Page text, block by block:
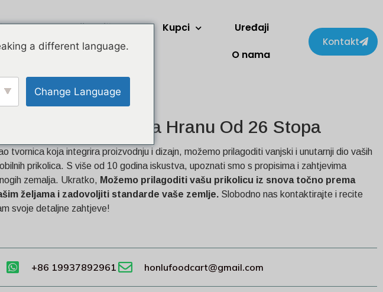
Dvije priče Kupci
Uređaji
O nama
Kontakt
Pocinčani Kamion Za Hranu Od 26 Stopa
tvornica koja integrira proizvodnju i dizajn, možemo prilagoditi vanjski i unutarnji dio vaših
prikolica. S više od 10 godina iskustva, upoznati smo s propisima i zahtjevima
zemalja. Ukratko, Možemo prilagoditi vašu prikolicu iz snova točno prema
željama i zadovoljiti standarde vaše zemlje. Slobodno nas kontaktirajte i recite
svoje detaljne zahtjeve!
+86 19937892961 honlufoodcart@gmail.com
a different language.
Change Language